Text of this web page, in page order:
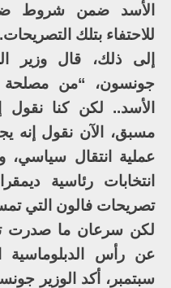
الأسد ضمن شروط
للاحتفاء بتلك التصريحات.
إلى ذلك، قال وزير
جونسون، “من
الأسد.. لكن كنا
مسبق، الآن نقول
عملية انتقال سياسي،
انتخابات رئاسية
تصريحات فالون التي
لكن سرعان ما صدرت
سبتمبر، أكد الوزير